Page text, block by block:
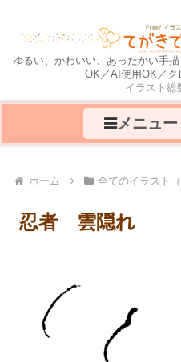
ゆるい、かわいい、あったかい手
OK／AI使用OK／
イラスト
メニュー
ホーム 全てのイラスト（
忍者 雲隠れ